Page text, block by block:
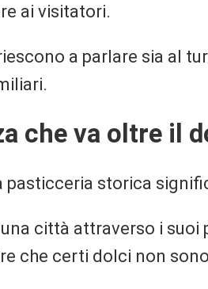
ai visitatori.
a parlare sia al
che va oltre il
pasticceria storica
città attraverso i
che certi dolci non